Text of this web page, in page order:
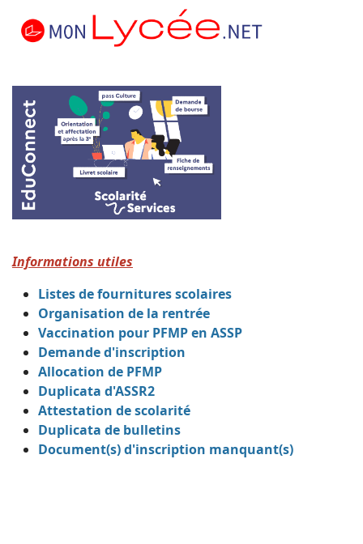
Informations utiles
Listes de fournitures scolaires
Organisation de la rentrée
Vaccination pour PFMP en ASSP
Demande d'inscription
Allocation de PFMP
Duplicata d'ASSR2
Attestation de scolarité
Duplicata de bulletins
Document(s) d'inscription manquant(s)